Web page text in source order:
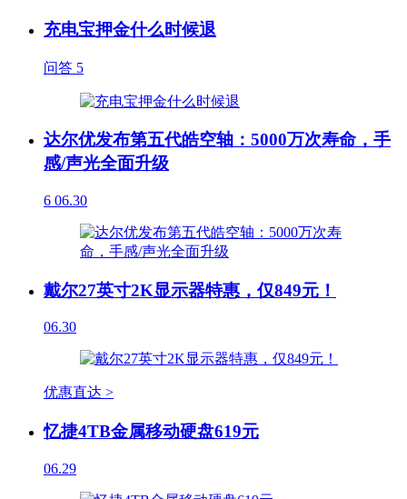
充电宝押金什么时候退
问答 5
达尔优发布第五代皓空轴：5000万次寿命，手
感/声光全面升级
6 06.30
戴尔27英寸2K显示器特惠，仅849元！
06.30
优惠直达 >
忆捷4TB金属移动硬盘619元
06.29